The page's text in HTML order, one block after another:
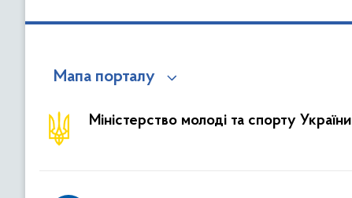
Мапа порталу
Міністерство молоді та спорту України